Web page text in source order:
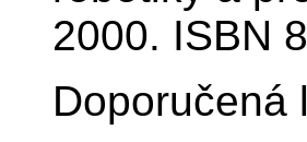
2000. ISBN
Doporučená